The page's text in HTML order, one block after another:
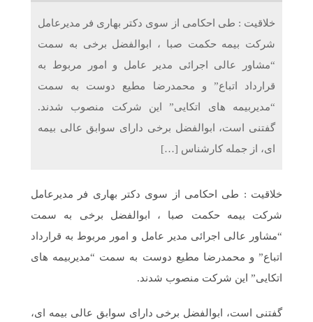
خلاقیت : طی احکامی از سوی دکتر بهاری فر مدیرعامل
شرکت بیمه حکمت صبا ، ابوالفضل برخی به سمت
“مشاور عالی اجرائی مدیر عامل و امور مربوط به
قرارداد اتباع” و محمدرضا مطیع دوست به سمت
“مدیربیمه های اتکایی” این شرکت منصوب شدند.
گفتنی است، ابوالفضل برخی دارای سوابق عالی بیمه
ای، از جمله کارشناس […]
خلاقیت : طی احکامی از سوی دکتر بهاری فر مدیرعامل
شرکت بیمه حکمت صبا ، ابوالفضل برخی به سمت
“مشاور عالی اجرائی مدیر عامل و امور مربوط به قرارداد
اتباع” و محمدرضا مطیع دوست به سمت “مدیربیمه های
اتکایی” این شرکت منصوب شدند.
گفتنی است، ابوالفضل برخی دارای سوابق عالی بیمه ای،